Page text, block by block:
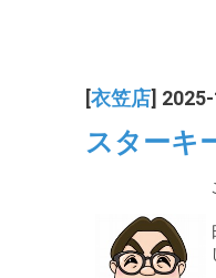
衣笠店 ]
スターキ